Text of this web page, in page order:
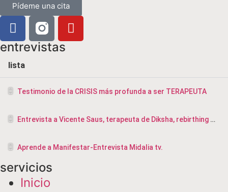
Pídeme una cita
entrevistas
lista
Testimonio de la CRISIS más profunda a ser TERAPEUTA
Entrevista a Vicente Saus, terapeuta de Diksha, rebirthing y masajista en Valencia
Aprende a Manifestar-Entrevista Midalia tv.
servicios
Inicio